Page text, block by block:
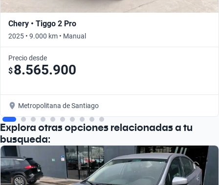
Chery • Tiggo 2 Pro
2025 • 9.000 km • Manual
Precio desde
$8.565.900
Metropolitana de Santiago
Explora otras opciones relacionadas a tu
busqueda: